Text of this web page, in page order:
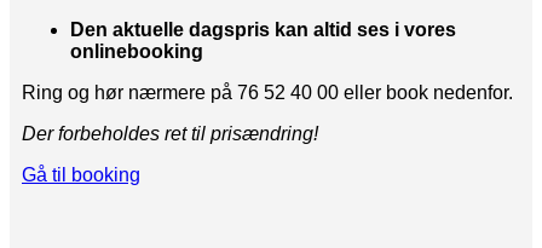
Den aktuelle dagspris kan altid ses i vores
onlinebooking
Ring og hør nærmere på 76 52 40 00 eller book nedenfor.
Der forbeholdes ret til prisændring!
Gå til booking